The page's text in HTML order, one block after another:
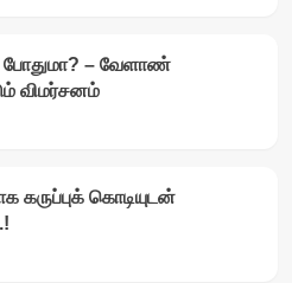
போதுமா? – வேளாண்
விமர்சனம்
கருப்புக் கொடியுடன்